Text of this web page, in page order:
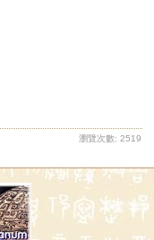
瀏覽次數: 2519